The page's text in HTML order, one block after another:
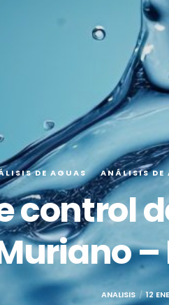
DE AGUAS ANÁLISIS DE
control
–
ANALISIS 12